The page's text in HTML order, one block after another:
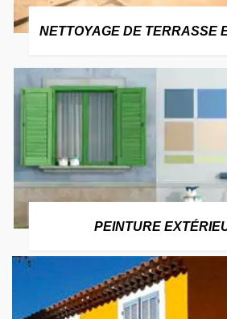
NETTOYAGE DE TERRASSE
PEINTURE